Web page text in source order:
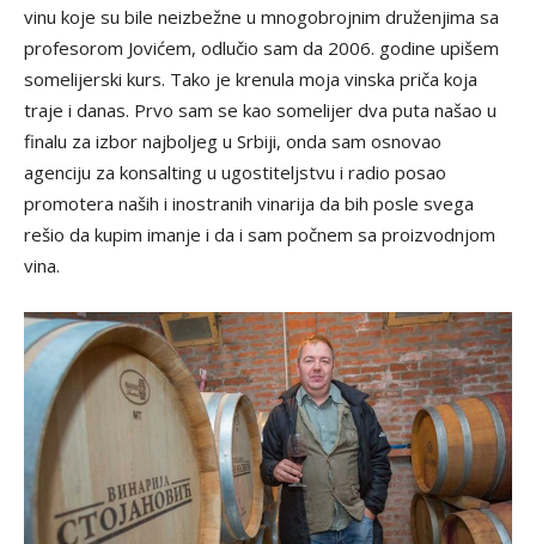
vinu koje su bile neizbežne u mnogobrojnim druženjima sa
profesorom Jovićem, odlučio sam da 2006. godine upišem
somelijerski kurs. Tako je krenula moja vinska priča koja
traje i danas. Prvo sam se kao somelijer dva puta našao u
finalu za izbor najboljeg u Srbiji, onda sam osnovao
agenciju za konsalting u ugostiteljstvu i radio posao
promotera naših i inostranih vinarija da bih posle svega
rešio da kupim imanje i da i sam počnem sa proizvodnjom
vina.